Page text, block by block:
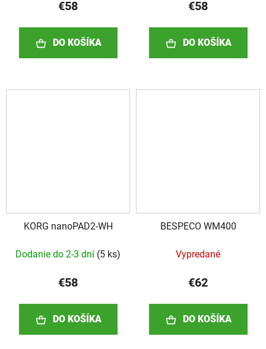
€58
DO KOŠÍKA
€58
DO KOŠÍKA
KORG nanoPAD2-WH
Dodanie do 2-3 dní (5 ks)
€58
DO KOŠÍKA
BESPECO WM400
Vypredané
€62
DO KOŠÍKA